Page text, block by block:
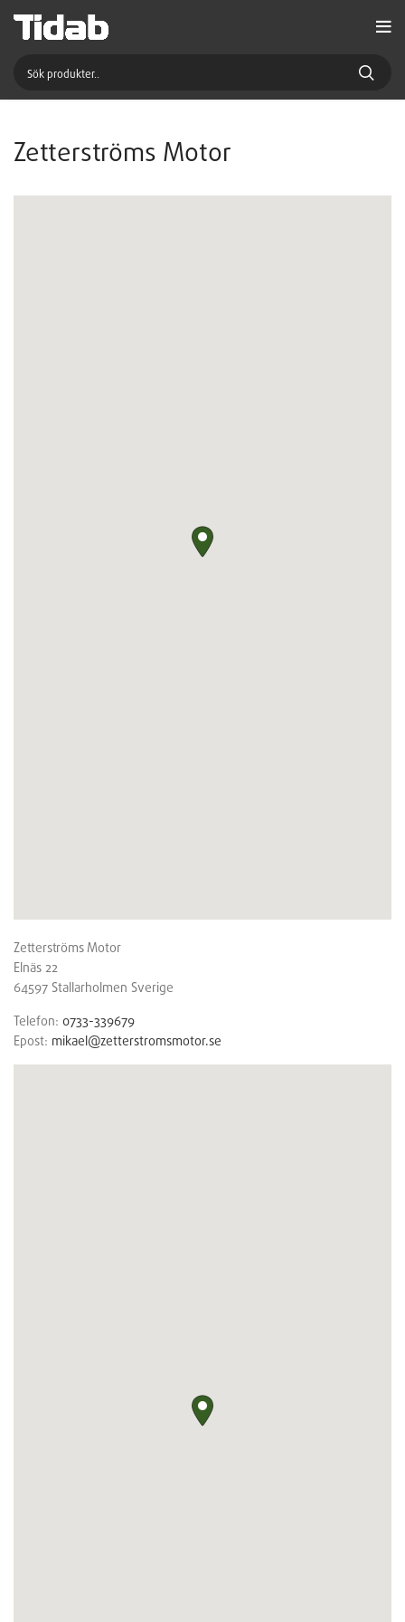
Zetterströms Motor
Zetterströms Motor
Elnäs 22
64597 Stallarholmen Sverige
Telefon: 0733-339679
Epost: mikael@zetterstromsmotor.se